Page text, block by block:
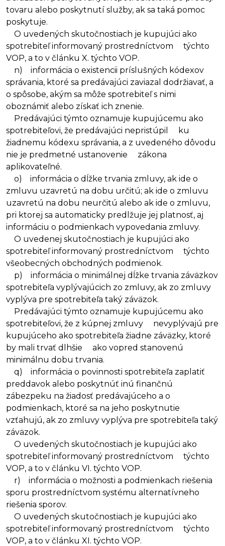
tovaru alebo poskytnutí služby, ak sa taká pomoc
poskytuje.
O uvedených skutočnostiach je kupujúci ako
spotrebiteľ informovaný prostredníctvom týchto
VOP, a to v článku X. týchto VOP.
n) informácia o existencii príslušných kódexov
správania, ktoré sa predávajúci zaviazal dodržiavať, a
o spôsobe, akým sa môže spotrebiteľ s nimi
oboznámiť alebo získať ich znenie.
Predávajúci týmto oznamuje kupujúcemu ako
spotrebiteľovi, že predávajúci nepristúpil ku
žiadnemu kódexu správania, a z uvedeného dôvodu
nie je predmetné ustanovenie zákona
aplikovateľné.
o) informácia o dĺžke trvania zmluvy, ak ide o
zmluvu uzavretú na dobu určitú; ak ide o zmluvu
uzavretú na dobu neurčitú alebo ak ide o zmluvu,
pri ktorej sa automaticky predlžuje jej platnosť, aj
informáciu o podmienkach vypovedania zmluvy.
O uvedenej skutočnostiach je kupujúci ako
spotrebiteľ informovaný prostredníctvom týchto
všeobecných obchodných podmienok.
p) informácia o minimálnej dĺžke trvania záväzkov
spotrebiteľa vyplývajúcich zo zmluvy, ak zo zmluvy
vyplýva pre spotrebiteľa taký záväzok.
Predávajúci týmto oznamuje kupujúcemu ako
spotrebiteľovi, že z kúpnej zmluvy nevyplývajú pre
kupujúceho ako spotrebiteľa žiadne záväzky, ktoré
by mali trvať dlhšie ako vopred stanovenú
minimálnu dobu trvania.
q) informácia o povinnosti spotrebiteľa zaplatiť
preddavok alebo poskytnúť inú finančnú
zábezpeku na žiadosť predávajúceho a o
podmienkach, ktoré sa na jeho poskytnutie
vzťahujú, ak zo zmluvy vyplýva pre spotrebiteľa taký
záväzok.
O uvedených skutočnostiach je kupujúci ako
spotrebiteľ informovaný prostredníctvom týchto
VOP, a to v článku VI. týchto VOP.
r) informácia o možnosti a podmienkach riešenia
sporu prostredníctvom systému alternatívneho
riešenia sporov.
O uvedených skutočnostiach je kupujúci ako
spotrebiteľ informovaný prostredníctvom týchto
VOP, a to v článku XI. týchto VOP.